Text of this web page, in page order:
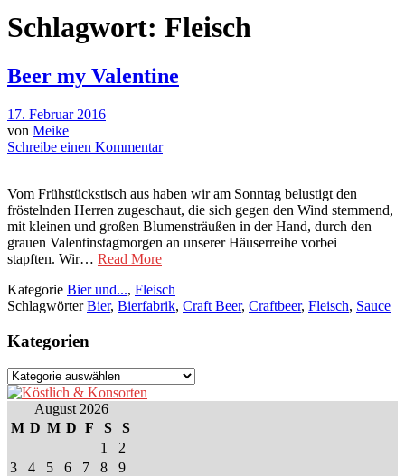
Schlagwort: Fleisch
Beer my Valentine
17. Februar 2016
von Meike
Schreibe einen Kommentar
Vom Frühstückstisch aus haben wir am Sonntag belustigt den
fröstelnden Herren zugeschaut, die sich gegen den Wind stemmend,
mit kleinen und großen Blumensträußen in der Hand, durch den
grauen Valentinstagmorgen an unserer Häuserreihe vorbei
stapften. Wir… Read More
Kategorie Bier und..., Fleisch
SchlagwörterBier, Bierfabrik, Craft Beer, Craftbeer, Fleisch, Sauce
Kategorien
Kategorien
August 2026
M D M D F S
S
1
2
3
4 5 6 7 8 9